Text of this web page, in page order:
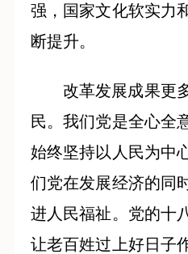
强，国家文化软实力
断提升。
改革发展成果更
民。我们党是全心全
始终坚持以人民为中
们党在发展经济的同
进人民福祉。党的十
让老百姓过上好日子